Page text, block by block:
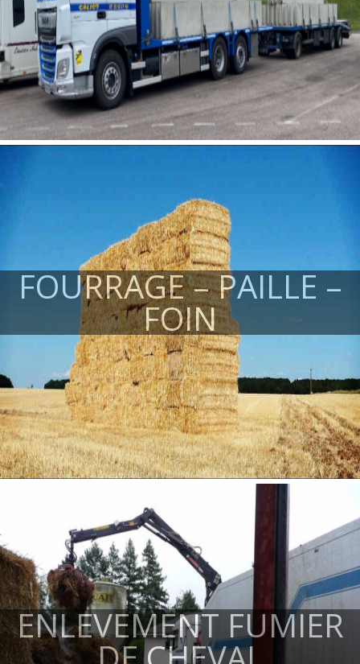
FOURRAGE – PAILLE –
FOIN
ENLEVEMENT FUMIER